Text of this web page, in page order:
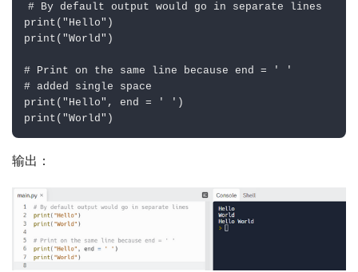
# By default output would go in separate lines
print ( "Hello" )
print ( "World" )
# Print on the same line because end = ' '
# added single space
print ( "Hello" , end = ' ' )
print ( "World" )
输出：